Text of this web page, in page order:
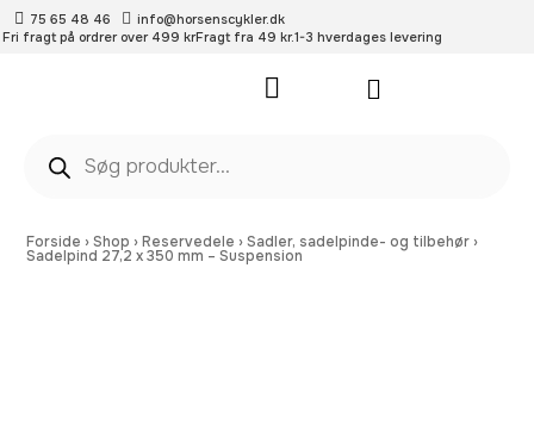
75 65 48 46
info@horsenscykler.dk
Fri fragt på ordrer over 499 krFragt fra 49 kr.1-3 hverdages levering
Forside ›Shop ›Reservedele ›Sadler, sadelpinde- og tilbehør ›
Sadelpind 27,2 x 350 mm – Suspension